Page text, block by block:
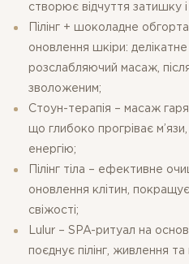
створює відчуття затишку
Пілінг + шоколадне
оновлення шкіри:
розслабляючий масаж, після
зволоженим;
Стоун-терапія – масаж
що глибоко прогріває
енергію;
Пілінг тіла – ефективне
оновлення клітин, покращує
свіжості;
Lulur – SPA-ритуал на
поєднує пілінг, живлення